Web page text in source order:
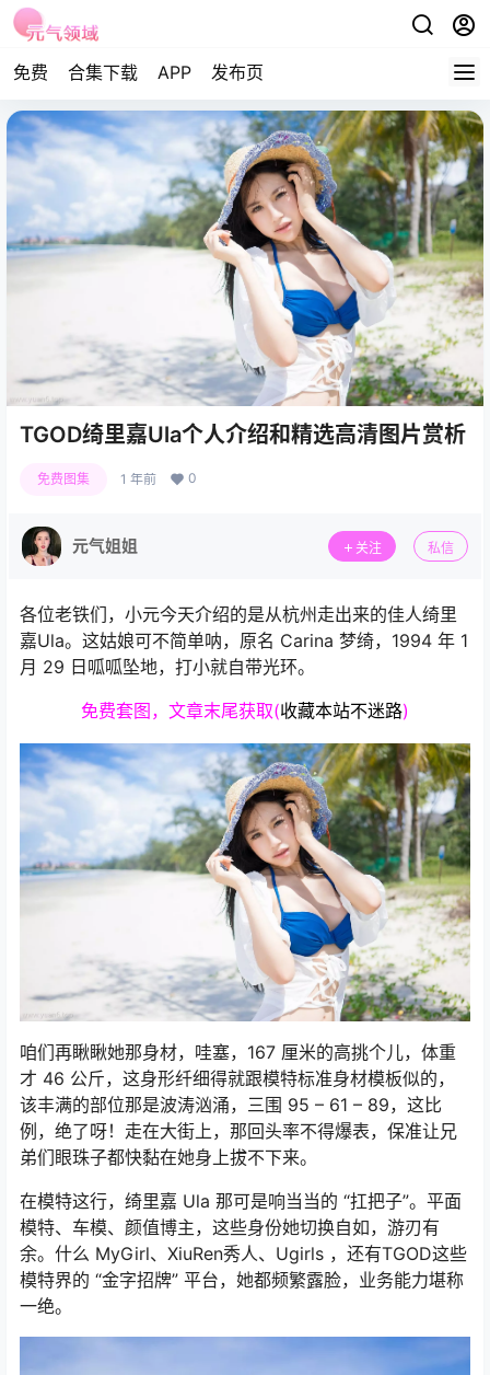
免费 合集下载 APP 发布页
TGOD绮里嘉Ula个人介绍和精选高清图片赏析
免费图集 1 年前 0
元气姐姐 关注 私信
各位老铁们，小元今天介绍的是从杭州走出来的佳人绮里
嘉Ula。这姑娘可不简单呐，原名 Carina 梦绮，1994 年 1
月 29 日呱呱坠地，打小就自带光环。
免费套图，文章末尾获取(收藏本站不迷路)
咱们再瞅瞅她那身材，哇塞，167 厘米的高挑个儿，体重
才 46 公斤，这身形纤细得就跟模特标准身材模板似的，
该丰满的部位那是波涛汹涌，三围 95 – 61 – 89，这比
例，绝了呀！走在大街上，那回头率不得爆表，保准让兄
弟们眼珠子都快黏在她身上拔不下来。
在模特这行，绮里嘉 Ula 那可是响当当的 “扛把子”。平面
模特、车模、颜值博主，这些身份她切换自如，游刃有
余。什么 MyGirl、XiuRen秀人、Ugirls ，还有TGOD这些
模特界的 “金字招牌” 平台，她都频繁露脸，业务能力堪称
一绝。